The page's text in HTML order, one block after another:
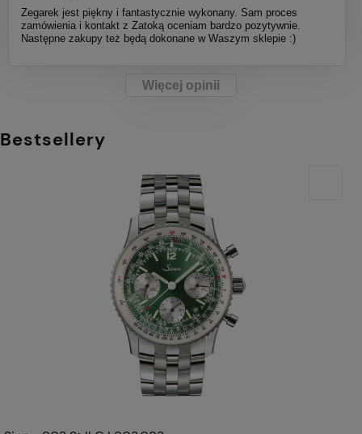
Zegarek jest piękny i fantastycznie wykonany. Sam proces
zamówienia i kontakt z Zatoką oceniam bardzo pozytywnie.
Następne zakupy też będą dokonane w Waszym sklepie :)
Więcej opinii
Bestsellery